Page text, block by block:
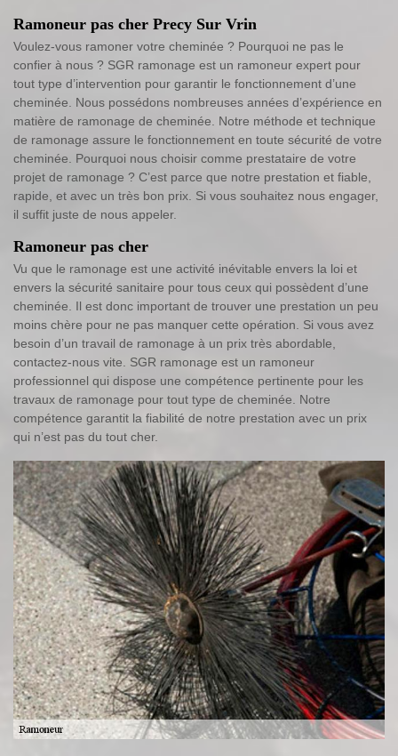
Ramoneur pas cher Precy Sur Vrin
Voulez-vous ramoner votre cheminée ? Pourquoi ne pas le
confier à nous ? SGR ramonage est un ramoneur expert pour
tout type d’intervention pour garantir le fonctionnement d’une
cheminée. Nous possédons nombreuses années d’expérience en
matière de ramonage de cheminée. Notre méthode et technique
de ramonage assure le fonctionnement en toute sécurité de votre
cheminée. Pourquoi nous choisir comme prestataire de votre
projet de ramonage ? C’est parce que notre prestation et fiable,
rapide, et avec un très bon prix. Si vous souhaitez nous engager,
il suffit juste de nous appeler.
Ramoneur pas cher
Vu que le ramonage est une activité inévitable envers la loi et
envers la sécurité sanitaire pour tous ceux qui possèdent d’une
cheminée. Il est donc important de trouver une prestation un peu
moins chère pour ne pas manquer cette opération. Si vous avez
besoin d’un travail de ramonage à un prix très abordable,
contactez-nous vite. SGR ramonage est un ramoneur
professionnel qui dispose une compétence pertinente pour les
travaux de ramonage pour tout type de cheminée. Notre
compétence garantit la fiabilité de notre prestation avec un prix
qui n’est pas du tout cher.